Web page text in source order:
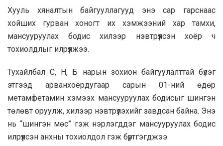
Хууль хяналтын байгууллагууд энэ сар гарснаас
хойших гурван хоногт их хэмжээний хар тамхи,
мансууруулах бодис хилээр нэвтрүүлсэн хоёр ч
тохиолдлыг илрүүлжээ.
Тухайлбал С, Н, Б нарын зохион байгуулалттай бүлэг
этгээд арванхоёрдугаар сарын 01-ний өдөр
метамфетамин хэмээх мансууруулах бодисыг шингэн
төлөвт оруулж, хилээр нэвтрүүлэхийг завдсан байна. Энэ
нь “шингэн мөс” гэж нэрлэгддэг мансууруулах бодис
илрүүлсэн анхны тохиолдол гэж бүртгэгджээ.